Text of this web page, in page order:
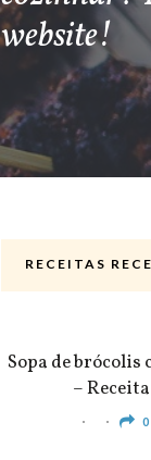
website!
RECEITAS
Sopa de brócolis
– Receita
0